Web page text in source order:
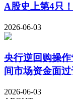
A股史上第4只
2026-06-03
央行逆回购操
间市场资金面
2026-06-03